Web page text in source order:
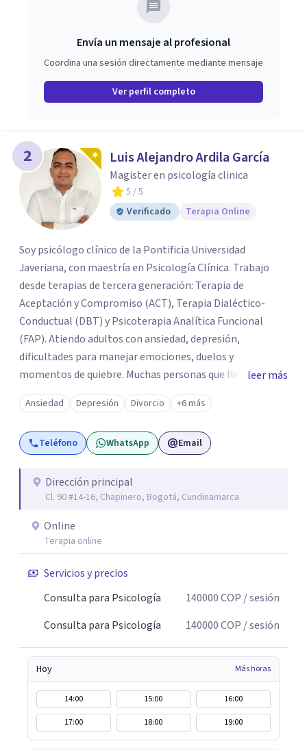
Envía un mensaje al profesional
Coordina una sesión directamente mediante mensaje
Ver perfil completo
2 Luis Alejandro Ardila García
Magister en psicología clinica
5 / 5
Verificado
Terapia Online
Soy psicólogo clínico de la Pontificia Universidad
Javeriana, con maestría en Psicología Clínica. Trabajo
desde terapias de tercera generación: Terapia de
Aceptación y Compromiso (ACT), Terapia Dialéctico-
Conductual (DBT) y Psicoterapia Analítica Funcional
(FAP). Atiendo adultos con ansiedad, depresión,
dificultades para manejar emociones, duelos y
momentos de quiebre. Muchas personas que llegan a
consulta no solo cargan con un síntoma: sienten que sus
propias reacciones emocionales les complican más la
vida. Desde ahí trabajamos. No busco eliminar el
malestar a la fuerza. Prefiero entender qué lo sostiene y
forma presencial y también online.
leer más
Ansiedad Depresión Divorcio +6 más
Teléfono WhatsApp Email
Dirección principal
Cl. 90 #14-16, Chapinero, Bogotá, Cundinamarca
Online
Terapia online
Servicios y precios
Consulta para Psicología
140000COP / sesión
Consulta para Psicología
140000COP / sesión
Hoy Más horas
14:00 15:00
16:00
17:00
18:00 19:00